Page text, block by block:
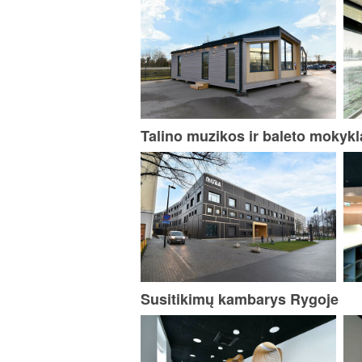
Talino muzikos ir baleto
Susitikimų kambarys Rygoje